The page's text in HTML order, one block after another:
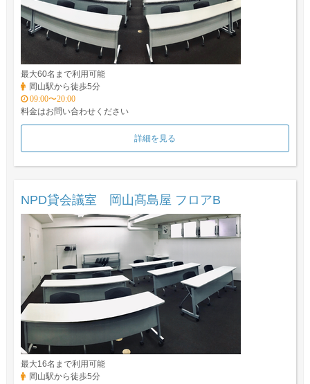
最大60名まで利用可能
岡山駅から徒歩5分
09:00〜20:00
料金はお問い合わせください
詳細を見る
NPD貸会議室 岡山髙島屋 フロアB
最大16名まで利用可能
岡山駅から徒歩5分